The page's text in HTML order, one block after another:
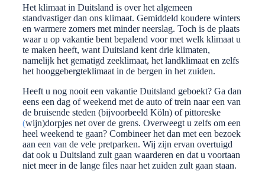
Het klimaat in Duitsland is over het algemeen
standvastiger dan ons klimaat. Gemiddeld koudere winters
en warmere zomers met minder neerslag. Toch is de plaats
waar u op vakantie bent bepalend voor met welk klimaat u
te maken heeft, want Duitsland kent drie klimaten,
namelijk het gematigd zeeklimaat, het landklimaat en zelfs
het hooggebergteklimaat in de bergen in het zuiden.
Heeft u nog nooit een vakantie Duitsland geboekt? Ga dan
eens een dag of weekend met de auto of trein naar een van
de bruisende steden (bijvoorbeeld Köln) of pittoreske
(wijn)dorpjes net over de grens. Overweegt u zelfs om een
heel weekend te gaan? Combineer het dan met een bezoek
aan een van de vele pretparken. Wij zijn ervan overtuigd
dat ook u Duitsland zult gaan waarderen en dat u voortaan
niet meer in de lange files naar het zuiden zult gaan staan.